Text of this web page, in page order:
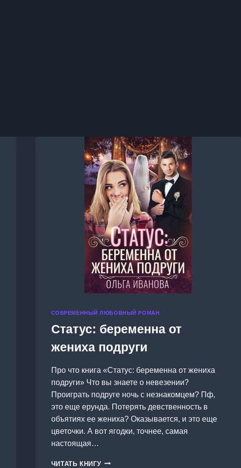
СОВРЕМЕННЫЙ ЛЮБОВНЫЙ РОМАН
Статус: беременна от
жениха подруги
Про что книга «Статус: беременна от жениха
подруги» Что вы знаете о невезении?
Проиграть подруге ночь с незнакомцем? Пф,
это еще ерунда. Потерять девственность в
объятиях ее жениха? Оказывается, и это еще
цветочки. А вот ягодки, точнее, самая
настоящая…
ЧИТАТЬ КНИГУ СТАТУС: